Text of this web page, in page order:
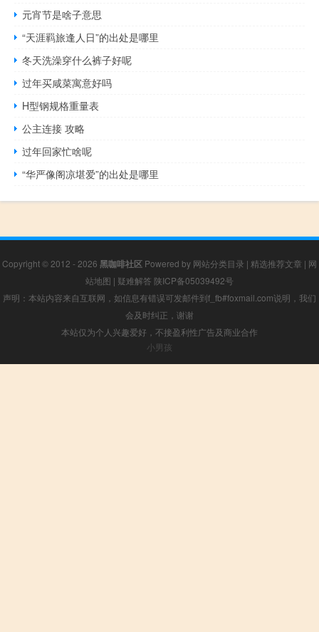
元宵节是啥子意思
“天涯羁旅逢人日”的出处是哪里
冬天洗澡穿什么裤子好呢
过年买咸菜寓意好吗
H型钢规格重量表
公主连接 攻略
过年回家忙啥呢
“华严像阁凉堪爱”的出处是哪里
Copyright © 2012 - 2026 黑咖啡社区 Powered by 网站分类目录 | 精选推荐文章 | 网
站地图 | 疑难解答 陕ICP备05039492号
声明：本站内容来自互联网，如信息有错误可发邮件到f_fb#foxmail.com说明，我们
会及时纠正，谢谢
本站仅为个人兴趣爱好，不接盈利性广告及商业合作
小男孩